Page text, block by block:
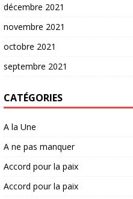
décembre 2021
novembre 2021
octobre 2021
septembre 2021
CATÉGORIES
A la Une
A ne pas manquer
Accord pour la paix
Accord pour la paix